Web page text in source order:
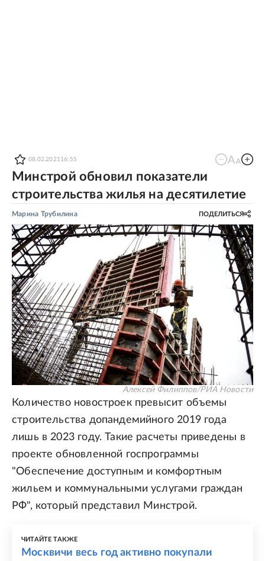
08.02.2021 16:55
Минстрой обновил показатели
строительства жилья на десятилетие
Марина Трубилина ПОДЕЛИТЬСЯ
Алексей Филиппов/РИА Новости
Количество новостроек превысит объемы
строительства допандемийного 2019 года
лишь в 2023 году. Такие расчеты приведены в
проекте обновленной госпрограммы
"Обеспечение доступным и комфортным
жильем и коммунальными услугами граждан
РФ", который представил Минстрой.
ЧИТАЙТЕ ТАКЖЕ
Москвичи весь год активно покупали